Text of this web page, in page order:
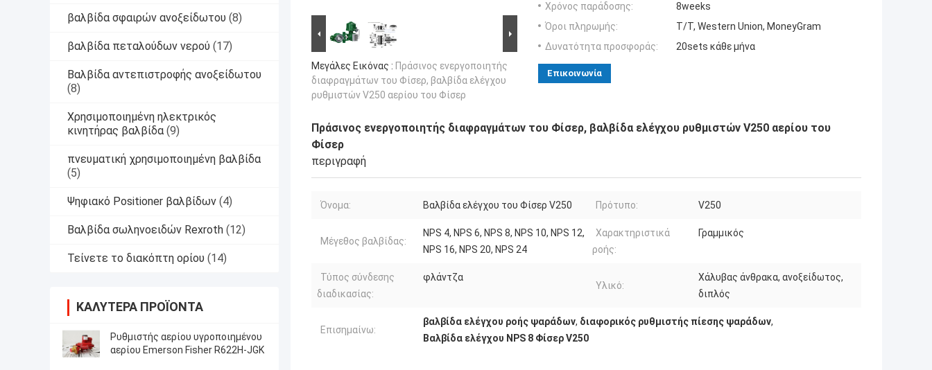
βαλβίδα σφαιρών ανοξείδωτου (8)
βαλβίδα πεταλούδων νερού (17)
Βαλβίδα αντεπιστροφής ανοξείδωτου
(8)
Χρησιμοποιημένη ηλεκτρικός
κινητήρας βαλβίδα (9)
πνευματική χρησιμοποιημένη βαλβίδα
(5)
Ψηφιακό Positioner βαλβίδων (4)
Βαλβίδα σωληνοειδών Rexroth (12)
Τείνετε το διακόπτη ορίου (14)
ΚΑΛΎΤΕΡΑ ΠΡΟΪΌΝΤΑ
Ρυθμιστής αερίου υγροποιημένου
αερίου Emerson Fisher R622H-JGK
Μεγάλες Εικόνας : Πράσινος ενεργοποιητής
διαφραγμάτων του Φίσερ, βαλβίδα ελέγχου
ρυθμιστών V250 αερίου του Φίσερ
Χρόνος παράδοσης:
8weeks
Όροι πληρωμής:
T/T, Western Union, MoneyGram
Δυνατότητα προσφοράς:
20sets κάθε μήνα
Επικοινωνία
Πράσινος ενεργοποιητής διαφραγμάτων του Φίσερ, βαλβίδα ελέγχου ρυθμιστών V250 αερίου του
Φίσερ
περιγραφή
Όνομα: Βαλβίδα ελέγχου του Φίσερ V250 Πρότυπο: V250
Μέγεθος βαλβίδας:
NPS 4, NPS 6, NPS 8, NPS 10, NPS 12,
NPS 16, NPS 20, NPS 24
Χαρακτηριστικά
ροής:
Γραμμικός
Τύπος σύνδεσης
διαδικασίας:
φλάντζα
Υλικό:
Χάλυβας άνθρακα, ανοξείδωτος,
διπλός
Επισημαίνω:
βαλβίδα ελέγχου ροής ψαράδων, διαφορικός ρυθμιστής πίεσης ψαράδων,
Βαλβίδα ελέγχου NPS 8 Φίσερ V250